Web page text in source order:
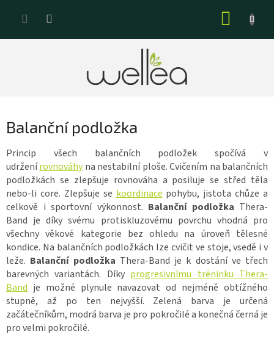
Balanční podložka
Princip všech balančních podložek spočívá v
udrženírovnováhyna nestabilní ploše. Cvičením na balančních
podložkách se zlepšuje rovnováha a posiluje se střed těla
nebo-li core. Zlepšuje se koordinace pohybu, jistota chůze a
celkově i sportovní výkonnost. Balanční podložka Thera-
Band je díky svému protiskluzovému povrchu vhodná pro
všechny věkové kategorie bez ohledu na úroveň tělesné
kondice. Na balančních podložkách lze cvičit ve stoje, vsedě i v
leže. Balanční podložka Thera-Band je k dostání ve třech
barevných variantách. Díky progresivnímu tréninku Thera-
Band je možné plynule navazovat od nejméně obtížného
stupně, až po ten nejvyšší. Zelená barva je určená
začátečníkům, modrá barva je pro pokročilé a konečná černá je
pro velmi pokročilé.